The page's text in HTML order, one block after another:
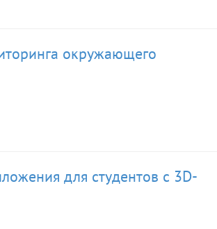
окружающего
для студентов с 3D-